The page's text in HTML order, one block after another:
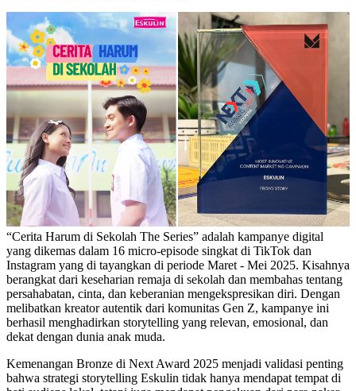
“Cerita Harum di Sekolah The Series” adalah kampanye digital
yang dikemas dalam 16 micro-episode singkat di TikTok dan
Instagram yang di tayangkan di periode Maret - Mei 2025. Kisahnya
berangkat dari keseharian remaja di sekolah dan membahas tentang
persahabatan, cinta, dan keberanian mengekspresikan diri. Dengan
melibatkan kreator autentik dari komunitas Gen Z, kampanye ini
berhasil menghadirkan storytelling yang relevan, emosional, dan
dekat dengan dunia anak muda.
Kemenangan Bronze di Next Award 2025 menjadi validasi penting
bahwa strategi storytelling Eskulin tidak hanya mendapat tempat di